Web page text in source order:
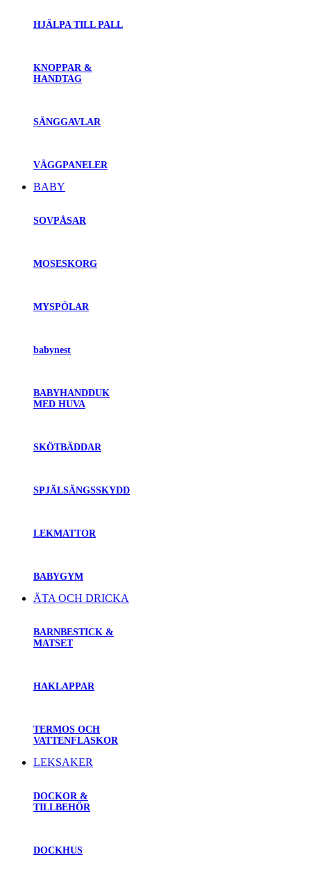
HJÄLPA TILL PALL
KNOPPAR &
HANDTAG
SÄNGGAVLAR
VÄGGPANELER
BABY
SOVPÅSAR
MOSESKORG
MYSPÖLAR
babynest
BABYHANDDUK
MED HUVA
SKÖTBÄDDAR
SPJÄLSÄNGSSKYDD
LEKMATTOR
BABYGYM
ÄTA OCH DRICKA
BARNBESTICK &
MATSET
HAKLAPPAR
TERMOS OCH
VATTENFLASKOR
LEKSAKER
DOCKOR &
TILLBEHÖR
DOCKHUS